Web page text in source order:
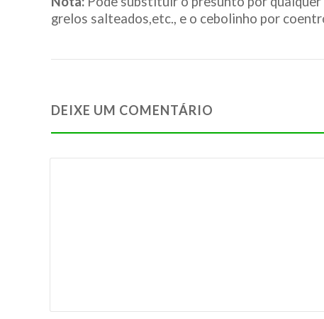
grelos salteados,etc., e o cebolinho por
DEIXE UM COMENTÁRIO